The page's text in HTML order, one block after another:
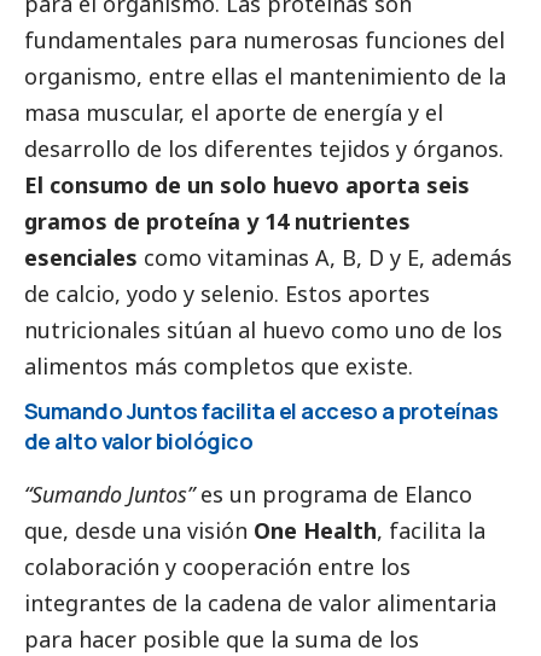
fundamentales para numerosas funciones del
organismo, entre ellas el mantenimiento de la
masa muscular, el aporte de energía y el
desarrollo de los diferentes tejidos y órganos.
El consumo de un solo huevo aporta seis
gramos de proteína y 14 nutrientes
esenciales como vitaminas A, B, D y E, además
de calcio, yodo y selenio. Estos aportes
nutricionales sitúan al huevo como uno de los
alimentos más completos que existe.
Sumando Juntos facilita el acceso a proteínas
de alto valor biológico
“Sumando Juntos”es un programa de Elanco
que, desde una visión One Health, facilita la
colaboración y cooperación entre los
integrantes de la cadena de valor alimentaria
para hacer posible que la suma de los